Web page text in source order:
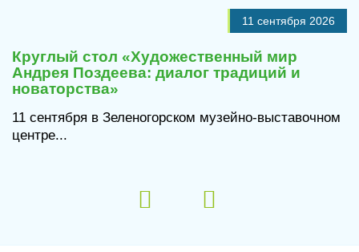
11 сентября 2026
Круглый стол «Художественный мир
Андрея Поздеева: диалог традиций и
новаторства»
11 сентября в Зеленогорском музейно-выставочном
центре...